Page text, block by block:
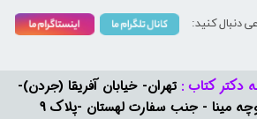
دکتر کتاب : تهران- خیابان آفریقا (جردن)-
بالاتر از تقاطع میرداماد- کوچه مینا - جنب سفارت لهستان -پلاک 9
دنبال کنید: